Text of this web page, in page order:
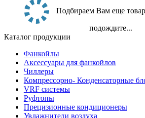
Подбираем Вам еще
подождите...
Каталог продукции
Фанкойлы
Аксессуары для фанкойлов
Чиллеры
Компрессорно- Конденсаторные
VRF системы
Руфтопы
Прецизионные кондиционеры
Увлажнители воздуха